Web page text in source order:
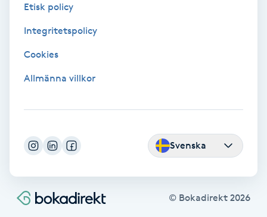
Gelenaglar
Gellack med förstärkning
Etisk policy
Integritetspolicy
Cookies
Allmänna villkor
Svenska
© Bokadirekt 2026